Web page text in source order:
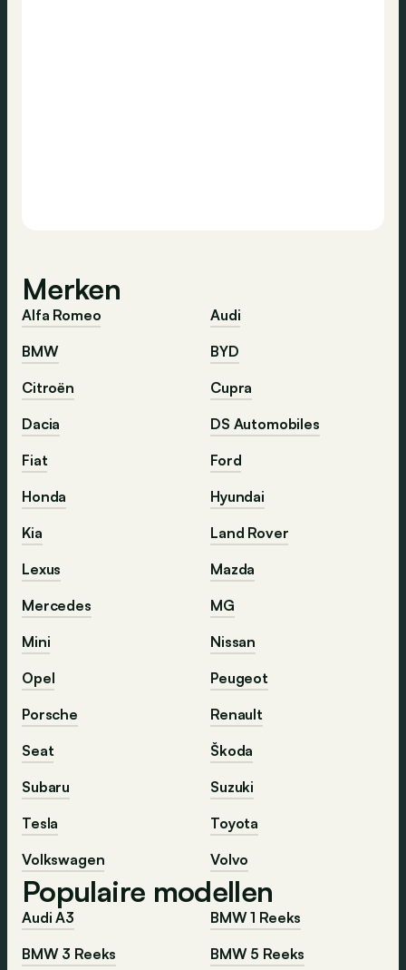
Merken
Alfa Romeo
Audi
BMW
BYD
Citroën
Cupra
Dacia
DS Automobiles
Fiat
Ford
Honda
Hyundai
Kia
Land Rover
Lexus
Mazda
Mercedes
MG
Mini
Nissan
Opel
Peugeot
Porsche
Renault
Seat
Škoda
Subaru
Suzuki
Tesla
Toyota
Volkswagen
Volvo
Populaire modellen
Audi A3
BMW 1 Reeks
BMW 3 Reeks
BMW 5 Reeks